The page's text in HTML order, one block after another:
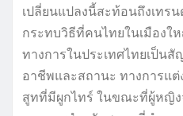
เปลี่ยนแปลงนี้สะท้อนถึงเทร
กระทบวิธีที่คนไทยในเมืองใ
ทางการในประเทศไทยเป็น
อาชีพและสถานะ ทางการแ
สูทที่มีผูกไทร์ ในขณะที่ผู้หญิง